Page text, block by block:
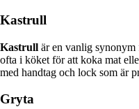
Kastrull
Kastrull är en vanlig
ofta i köket för att koka mat
med handtag och lock som är
Gryta